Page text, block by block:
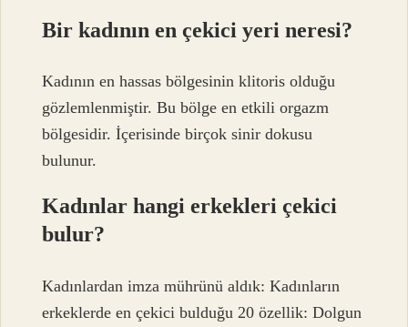
Bir kadının en çekici yeri neresi?
Kadının en hassas bölgesinin klitoris olduğu
gözlemlenmiştir. Bu bölge en etkili orgazm
bölgesidir. İçerisinde birçok sinir dokusu
bulunur.
Kadınlar hangi erkekleri çekici
bulur?
Kadınlardan imza mührünü aldık: Kadınların
erkeklerde en çekici bulduğu 20 özellik: Dolgun